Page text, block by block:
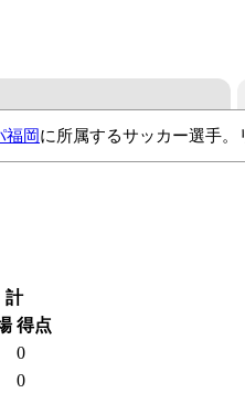
福岡に所属するサッカー選手。
計
得点
0
0